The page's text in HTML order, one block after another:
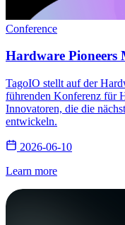
Conference
Hardware Pioneers
TagoIO stellt auf der
führenden Konferenz für
Innovatoren, die die
entwickeln.
2026-06-10
Learn more